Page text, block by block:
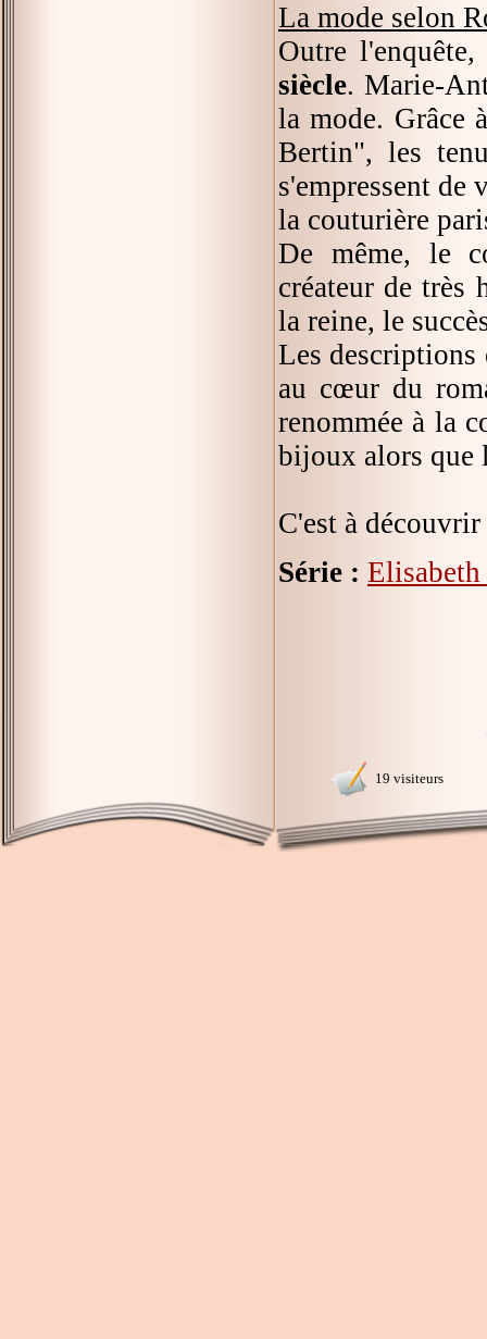
La mode selon
Outre
siècle. Marie-
la mode. Grâce
Bertin", les
s'empressent de
la couturière
De même, le
créateur de très
la reine, le
Les descriptions
au cœur du
renommée à la
bijoux alors que
C'est à
Série : Elisabeth
19 visiteurs